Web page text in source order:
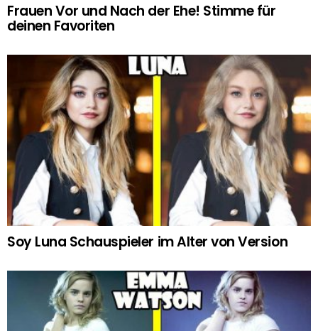
Frauen Vor und Nach der Ehe! Stimme für
deinen Favoriten
Soy Luna Schauspieler im Alter von Version